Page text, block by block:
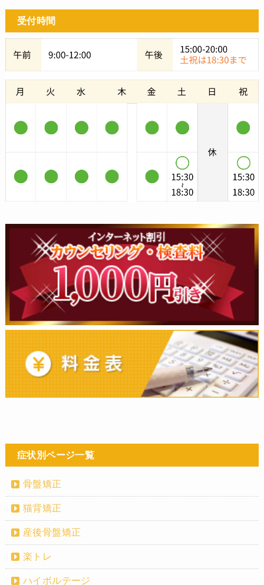
受付時間
症状別ページ一覧
骨盤矯正
猫背矯正
産後骨盤矯正
楽トレ
ハイボルテージ